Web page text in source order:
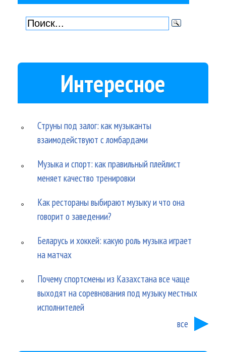
Интересное
Струны под залог: как музыканты
взаимодействуют с ломбардами
Музыка и спорт: как правильный плейлист
меняет качество тренировки
Как рестораны выбирают музыку и что она
говорит о заведении?
Беларусь и хоккей: какую роль музыка играет
на матчах
Почему спортсмены из Казахстана все чаще
выходят на соревнования под музыку местных
исполнителей
все